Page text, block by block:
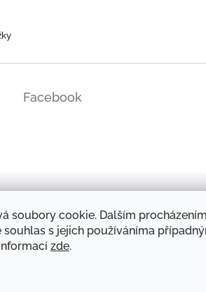
soubory cookie. Dalším
s jejich používáníma
zde.
Facebook
A PLATBA OCHRANA OSOBNÍCH ÚDAJŮ